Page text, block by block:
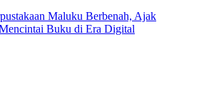
Maluku Berbenah, Ajak
Buku di Era Digital